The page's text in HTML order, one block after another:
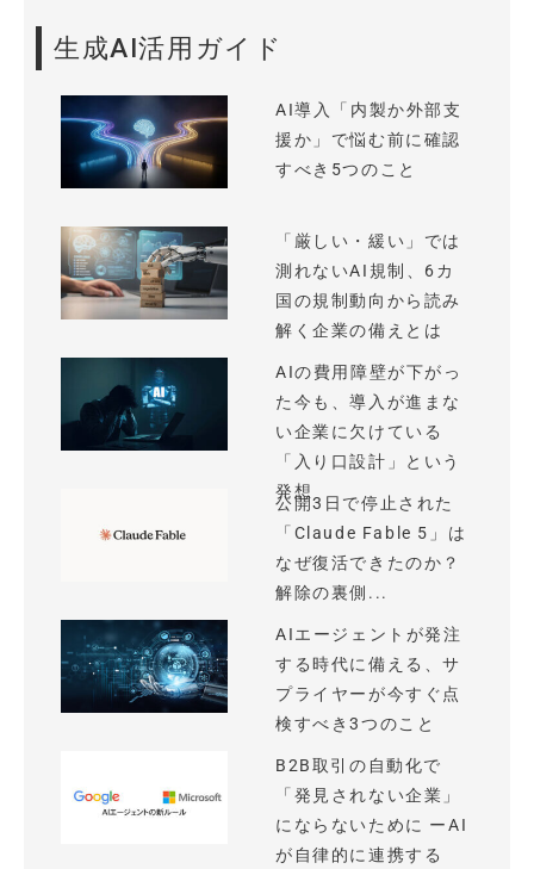
生成AI活用ガイド
AI導入「内製か外部支
援か」で悩む前に確認
すべき5つのこと
「厳しい・緩い」では
測れないAI規制、6カ
国の規制動向から読み
解く企業の備えとは
AIの費用障壁が下がっ
た今も、導入が進まな
い企業に欠けている
「入り口設計」という
発想
公開3日で停止された
「Claude Fable 5」は
なぜ復活できたのか？
解除の裏側...
AIエージェントが発注
する時代に備える、サ
プライヤーが今すぐ点
検すべき3つのこと
B2B取引の自動化で
「発見されない企業」
にならないために ーAI
が自律的に連携する